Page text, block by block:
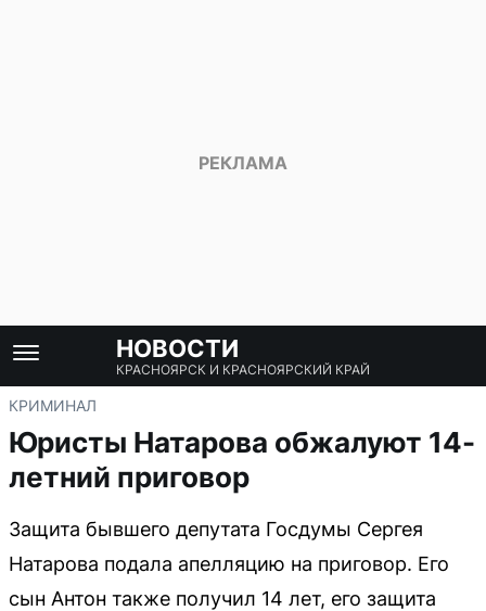
НОВОСТИ
КРАСНОЯРСК И КРАСНОЯРСКИЙ КРАЙ
КРИМИНАЛ
Юристы Натарова обжалуют 14-
летний приговор
Защита бывшего депутата Госдумы Сергея
Натарова подала апелляцию на приговор. Его
сын Антон также получил 14 лет, его защита